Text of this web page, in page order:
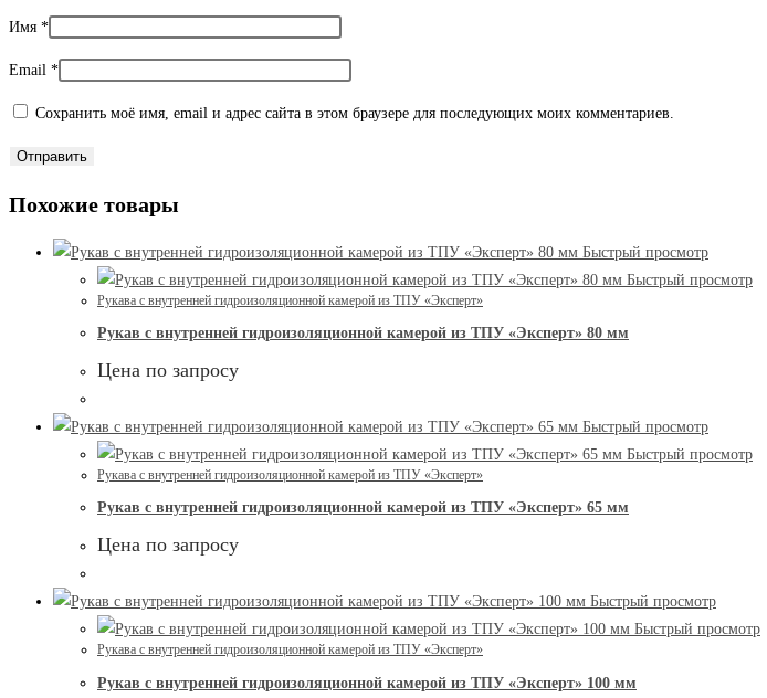
Имя *
Email *
Сохранить моё имя, email и адрес сайта в этом браузере для последующих моих комментариев.
Похожие товары
Быстрый просмотр
Быстрый просмотр
Рукава с внутренней гидроизоляционной камерой из ТПУ «Эксперт»
Рукав с внутренней гидроизоляционной камерой из ТПУ «Эксперт» 80 мм
Цена по запросу
Быстрый просмотр
Быстрый просмотр
Рукава с внутренней гидроизоляционной камерой из ТПУ «Эксперт»
Рукав с внутренней гидроизоляционной камерой из ТПУ «Эксперт» 65 мм
Цена по запросу
Быстрый просмотр
Быстрый просмотр
Рукава с внутренней гидроизоляционной камерой из ТПУ «Эксперт»
Рукав с внутренней гидроизоляционной камерой из ТПУ «Эксперт» 100 мм